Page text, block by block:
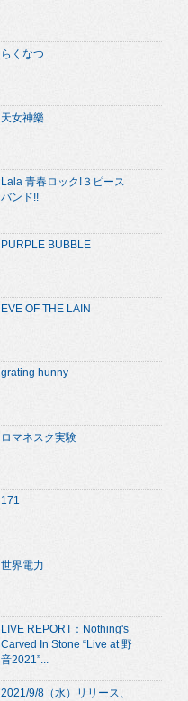
らくなつ
天女神樂
Lala 青春ロック!３ピース
バンド!!
PURPLE BUBBLE
EVE OF THE LAIN
grating hunny
ロマネスク実験
171
世界電力
LIVE REPORT：Nothing's
Carved In Stone “Live at 野
音2021”...
2021/9/8（水）リリース、